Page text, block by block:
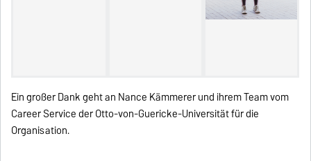
Ein großer Dank geht an Nance Kämmerer und ihrem Team vom
Career Service der Otto-von-Guericke-Universität für die
Organisation.